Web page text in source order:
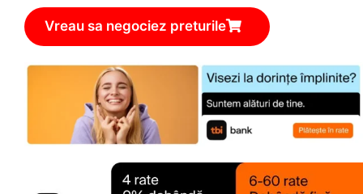
Vreau sa negociez preturile